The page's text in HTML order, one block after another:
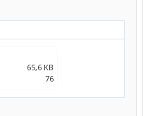
65,6 KB
76